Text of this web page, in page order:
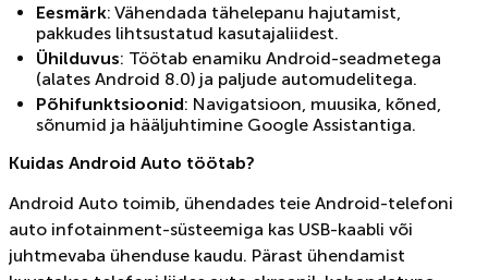
Eesmärk: Vähendada tähelepanu hajutamist,
pakkudes lihtsustatud kasutajaliidest.
Ühilduvus: Töötab enamiku Android-seadmetega
(alates Android 8.0) ja paljude automudelitega.
Põhifunktsioonid: Navigatsioon, muusika, kõned,
sõnumid ja hääljuhtimine Google Assistantiga.
Kuidas Android Auto töötab?
Android Auto toimib, ühendades teie Android-telefoni
auto infotainment-süsteemiga kas USB-kaabli või
juhtmevaba ühenduse kaudu. Pärast ühendamist